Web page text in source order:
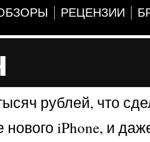
РЕЦЕНЗИИ
рублей, что
iPhone, и